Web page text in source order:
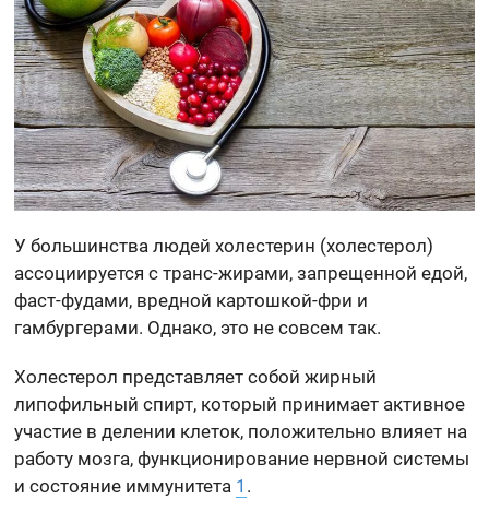
У большинства людей холестерин (холестерол)
ассоциируется с транс-жирами, запрещенной едой,
фаст-фудами, вредной картошкой-фри и
гамбургерами. Однако, это не совсем так.
Холестерол представляет собой жирный
липофильный спирт, который принимает активное
участие в делении клеток, положительно влияет на
работу мозга, функционирование нервной системы
и состояние иммунитета 1 .